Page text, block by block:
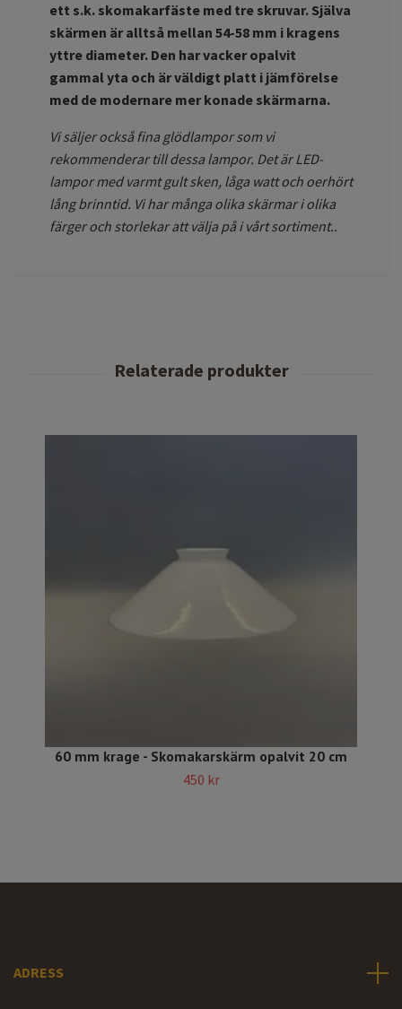
ett s.k. skomakarfäste med tre skruvar. Själva
skärmen är alltså mellan 54-58 mm i kragens
yttre diameter. Den har vacker opalvit
gammal yta och är väldigt platt i jämförelse
med de modernare mer konade skärmarna.
Vi säljer också fina glödlampor som vi
rekommenderar till dessa lampor. Det är LED-
lampor med varmt gult sken, låga watt och oerhört
lång brinntid. Vi har många olika skärmar i olika
färger och storlekar att välja på i vårt sortiment..
60 mm krage - Skomakarskärm opalvit 20 cm
450 kr
ADRESS